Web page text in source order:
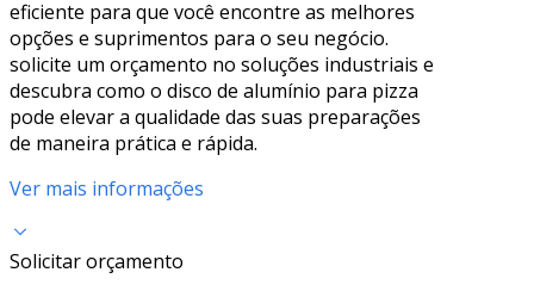
eficiente para que você encontre as melhores
opções e suprimentos para o seu negócio.
solicite um orçamento no soluções industriais e
descubra como o disco de alumínio para pizza
pode elevar a qualidade das suas preparações
de maneira prática e rápida.
Ver mais informações
Solicitar orçamento